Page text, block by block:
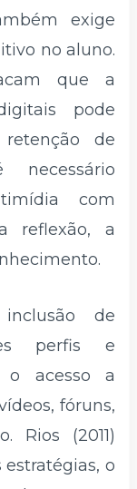
exige
no aluno.
que a
pode
de
com
reflexão, a
de
perfis e
o acesso a
fóruns,
Rios (2011)
o